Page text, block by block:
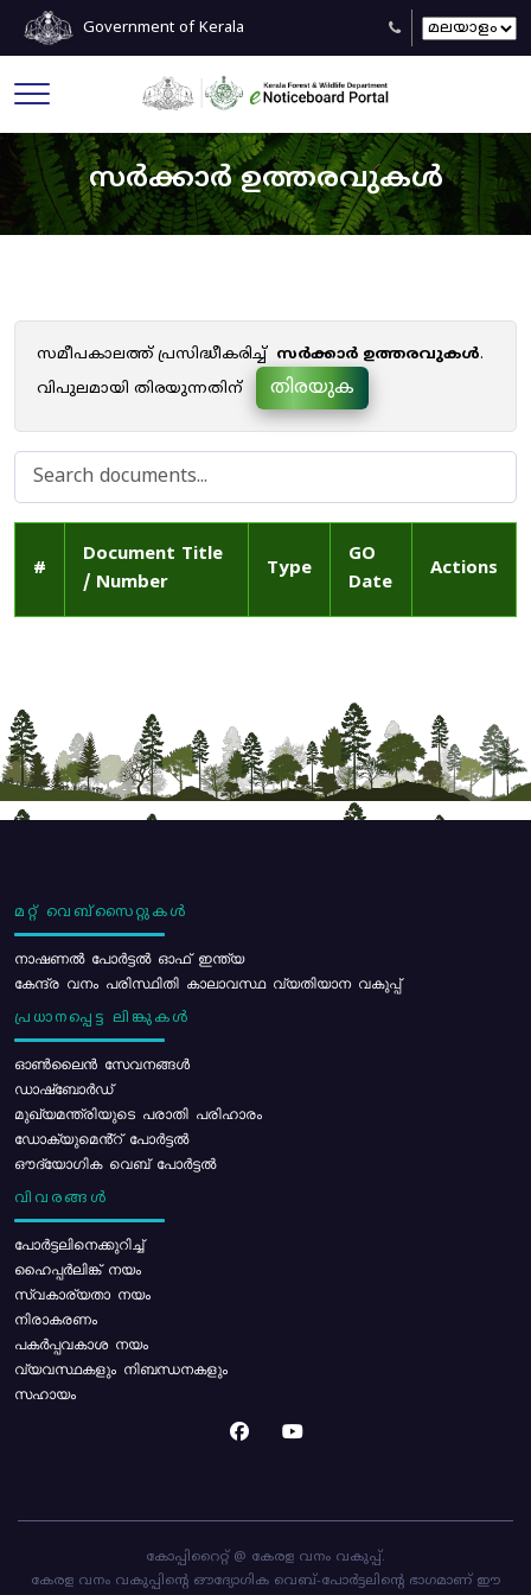
Government of Kerala
സർക്കാർ ഉത്തരവുകൾ
സമീപകാലത്ത് പ്രസിദ്ധീകരിച്ച് സർക്കാർ ഉത്തരവുകൾ.
വിപുലമായി തിരയുന്നതിന്
തിരയുക
#
Document Title
/ Number
Type
GO
Date
Actions
മറ്റ് വെബ്സൈറ്റുകൾ
നാഷണൽ പോർട്ടൽ ഓഫ് ഇന്ത്യ
കേന്ദ്ര വനം പരിസ്ഥിതി കാലാവസ്ഥ വ്യതിയാന വകുപ്പ്
പ്രധാനപ്പെട്ട ലിങ്കുകൾ
ഓൺലൈൻ സേവനങ്ങൾ
ഡാഷ്ബോർഡ്
മുഖ്യമന്ത്രിയുടെ പരാതി പരിഹാരം
ഡോക്യുമെൻ്റ് പോർട്ടൽ
ഔദ്യോഗിക വെബ് പോർട്ടൽ
വിവരങ്ങൾ
പോര്‍ട്ടലിനെക്കുറിച്ച്
ഹൈപ്പർലിങ്ക് നയം
സ്വകാര്യതാ നയം
നിരാകരണം
പകർപ്പവകാശ നയം
വ്യവസ്ഥകളും നിബന്ധനകളും
സഹായം
കോപ്പിറൈറ്റ് @ കേരള വനം വകുപ്പ്.
കേരള വനം വകുപ്പിന്റെ ഔദ്യോഗിക വെബ്-പോർട്ടലിന്റെ ഭാഗമാണ് ഈ